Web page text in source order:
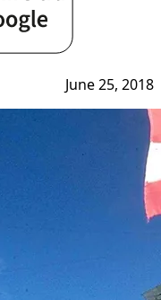
June 25, 2018